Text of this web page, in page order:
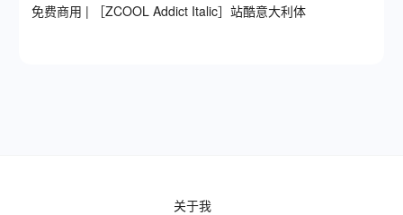
免费商用 | ［ZCOOL Addict Italic］站酷意大利体
关于我